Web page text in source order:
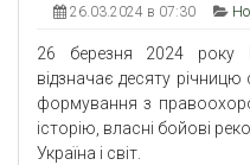
26.03.2024 в 07:30
26 березня 2024 року
відзначає десяту
формування з
історію, власні бойові
Україна і світ.